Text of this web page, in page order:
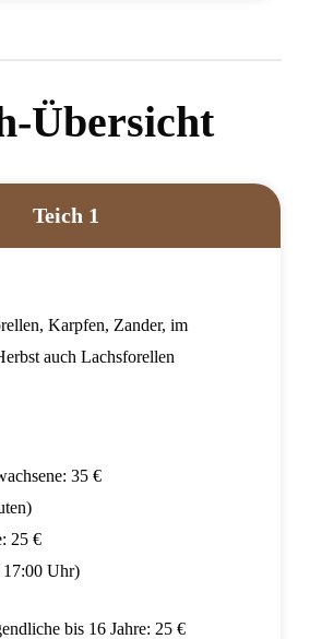
Übersicht
Teich 1
Karpfen, Zander, im
auch Lachsforellen
35 €
25 €
Uhr)
bis 16 Jahre: 25 €